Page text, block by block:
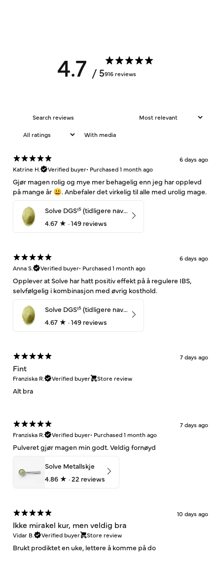
4.7 / 5916 reviews
With media
6 days ago
Katrine H.
Verified buyer• Purchased 1 month ago
Gjør magen rolig og mye mer behagelig enn jeg har opplevd
på mange år 😃. Anbefaler det virkelig til alle med urolig mage.
Solve DGS¹⁵ (tidligere navn: UltiMage) – 350g (30 dager)
4.67 ★ ·149 reviews
6 days ago
Anna S.
Verified buyer• Purchased 1 month ago
Opplever at Solve har hatt positiv effekt på å regulere IBS,
selvfølgelig i kombinasjon med øvrig kosthold.
Solve DGS¹⁵ (tidligere navn: UltiMage) – 350g (30 dager)
4.67 ★ ·149 reviews
7 days ago
Fint
Franziska R. Verified buyer Store review
Alt bra
7 days ago
Franziska R.
Verified buyer• Purchased 1 month ago
Pulveret gjør magen min godt. Veldig fornøyd
Solve Metallskje
4.86 ★ ·22 reviews
10 days ago
Ikke mirakel kur, men veldig bra
Vidar B. Verified buyer Store review
Brukt prodiktet en uke, lettere å komme på do